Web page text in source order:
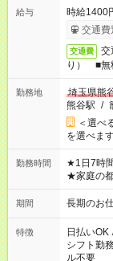
給与
時給1400
交通費
交通費
交
り） ■無
勤務地
埼玉県熊
熊谷駅 /
＜選べ
を選べま
勤務時間
★1日7時
★家庭の
※シフトはご
1日7時間
仕事をご紹介できます！
せくださ
期間 長期のお
特徴 日払いOK
シフト勤務
ル不要